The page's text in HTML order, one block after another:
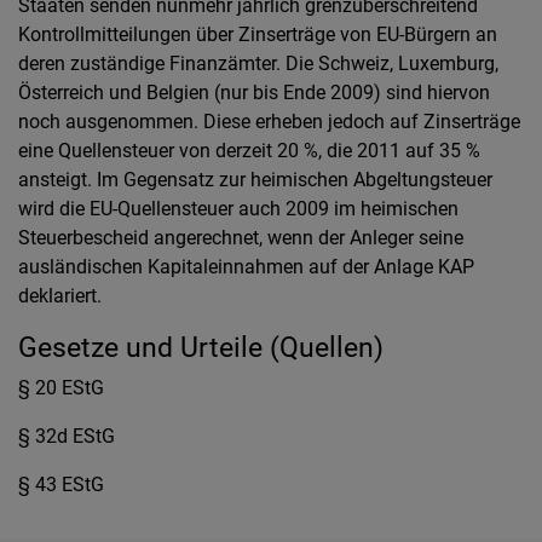
Staaten senden nunmehr jährlich grenzüberschreitend
Kontrollmitteilungen über Zinserträge von EU-Bürgern an
deren zuständige Finanzämter. Die Schweiz, Luxemburg,
Österreich und Belgien (nur bis Ende 2009) sind hiervon
noch ausgenommen. Diese erheben jedoch auf Zinserträge
eine Quellensteuer von derzeit 20 %, die 2011 auf 35 %
ansteigt. Im Gegensatz zur heimischen Abgeltungsteuer
wird die EU-Quellensteuer auch 2009 im heimischen
Steuerbescheid angerechnet, wenn der Anleger seine
ausländischen Kapitaleinnahmen auf der Anlage KAP
deklariert.
Gesetze und Urteile (Quellen)
§ 20 EStG
§ 32d EStG
§ 43 EStG